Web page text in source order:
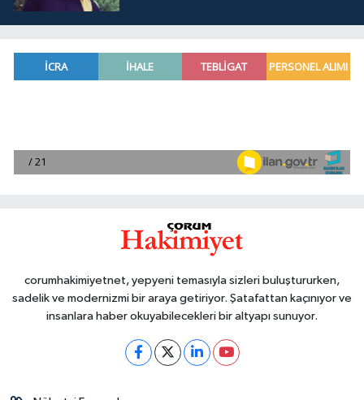
corumhakimiyetnet, yepyeni temasıyla sizleri buluştururken,
sadelik ve modernizmi bir araya getiriyor. Şatafattan kaçınıyor ve
insanlara haber okuyabilecekleri bir altyapı sunuyor.